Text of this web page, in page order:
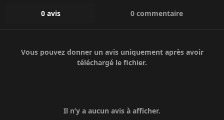
0 avis 0 commentaire
Vous pouvez donner un avis uniquement après avoir
téléchargé le fichier.
Il n’y a aucun avis à afficher.